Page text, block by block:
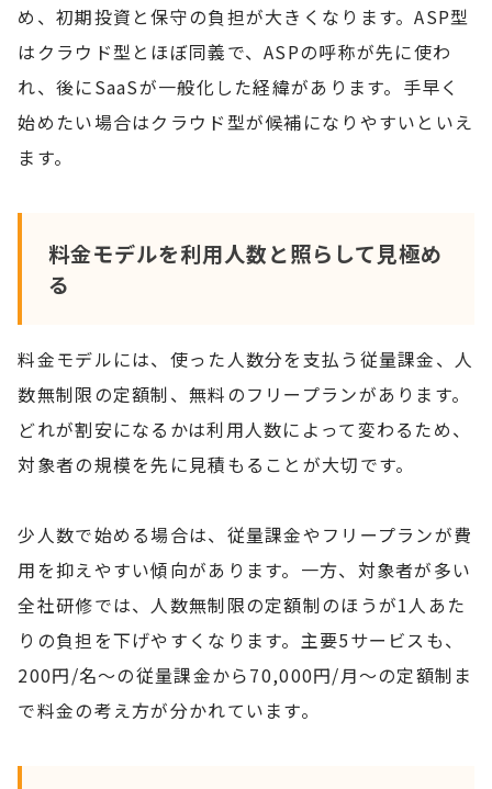
め、初期投資と保守の負担が大きくなります。ASP型
はクラウド型とほぼ同義で、ASPの呼称が先に使わ
れ、後にSaaSが一般化した経緯があります。手早く
始めたい場合はクラウド型が候補になりやすいといえ
ます。
料金モデルを利用人数と照らして見極め
る
料金モデルには、使った人数分を支払う従量課金、人
数無制限の定額制、無料のフリープランがあります。
どれが割安になるかは利用人数によって変わるため、
対象者の規模を先に見積もることが大切です。
少人数で始める場合は、従量課金やフリープランが費
用を抑えやすい傾向があります。一方、対象者が多い
全社研修では、人数無制限の定額制のほうが1人あた
りの負担を下げやすくなります。主要5サービスも、
200円/名〜の従量課金から70,000円/月〜の定額制ま
で料金の考え方が分かれています。